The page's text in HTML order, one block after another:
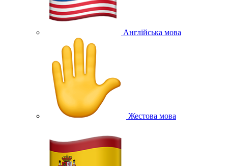
Англійська мова
Жестова мова